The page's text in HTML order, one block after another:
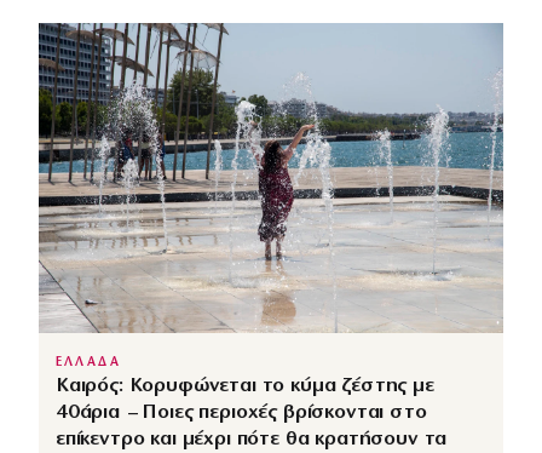
ΕΛΛΑΔΑ
Καιρός: Κορυφώνεται το κύμα ζέστης με
40άρια – Ποιες περιοχές βρίσκονται στο
επίκεντρο και μέχρι πότε θα κρατήσουν τα